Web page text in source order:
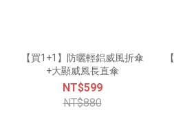
【買1+1】防曬輕鋁威風折傘
+大顯威風長直傘
NT$599
NT$880